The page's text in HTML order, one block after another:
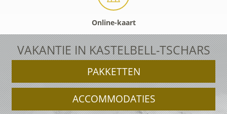
Online-kaart
VAKANTIE IN KASTELBELL-TSCHARS
PAKKETTEN
ACCOMMODATIES